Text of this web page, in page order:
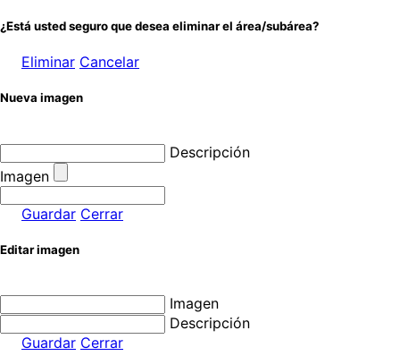
¿Está usted seguro que desea eliminar el área/subárea?
Eliminar Cancelar
Nueva imagen
Descripción
Imagen
Guardar Cerrar
Editar imagen
Imagen
Descripción
Guardar Cerrar